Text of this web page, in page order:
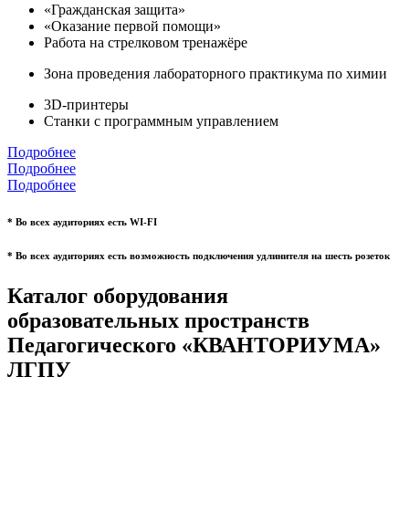
«Гражданская защита»
«Оказание первой помощи»
Работа на стрелковом тренажёре
Зона проведения лабораторного практикума по химии
3D-принтеры
Станки с программным управлением
Подробнее
Подробнее
Подробнее
* Во всех аудиториях есть WI-FI
* Во всех аудиториях есть возможность подключения удлинителя на шесть розеток
Каталог оборудования
образовательных пространств
Педагогического «КВАНТОРИУМА»
ЛГПУ